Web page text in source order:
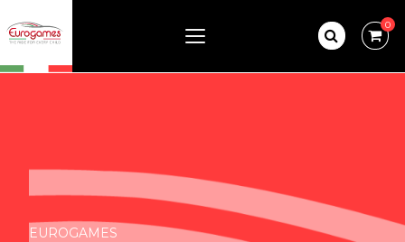
0
EUROGAMES